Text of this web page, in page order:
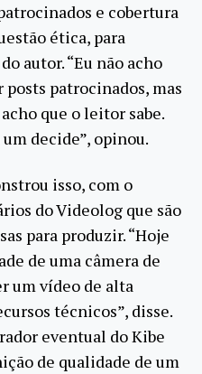
e cobertura
ética, para
autor. “Eu não acho
patrocinados, mas
que o leitor sabe.
decide”, opinou.
isso, com o
do Videolog que são
para produzir. “Hoje
de uma câmera de
um vídeo de alta
técnicos”, disse.
eventual do Kibe
de qualidade de um